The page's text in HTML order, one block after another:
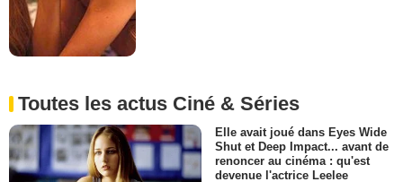
Toutes les actus Ciné & Séries
Elle avait joué dans Eyes Wide
Shut et Deep Impact... avant de
renoncer au cinéma : qu'est
devenue l'actrice Leelee